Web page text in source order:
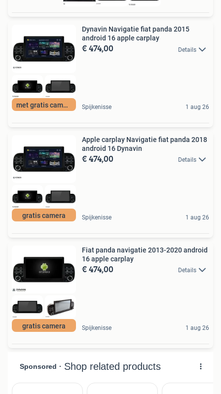
met gratis camera
Dynavin Navigatie fiat panda 2015
android 16 apple carplay
€ 474,00 Details
Spijkenisse 1 aug 26
gratis camera
Apple carplay Navigatie fiat panda 2018
android 16 Dynavin
€ 474,00 Details
Spijkenisse 1 aug 26
gratis camera
Fiat panda navigatie 2013-2020 android
16 apple carplay
€ 474,00 Details
Spijkenisse 1 aug 26